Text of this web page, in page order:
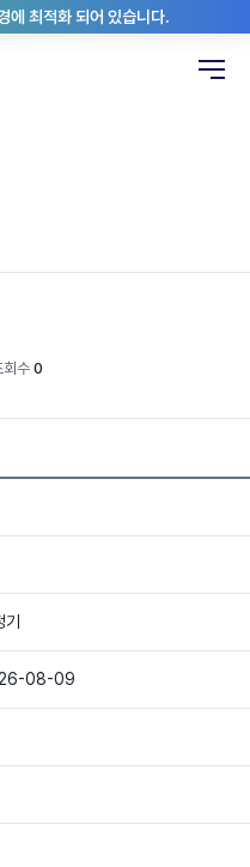
에 최적화 되어 있습니다.
회수 0
08-09